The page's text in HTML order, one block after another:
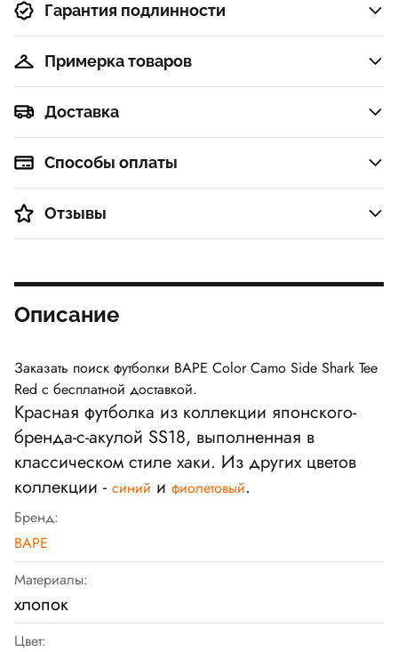
Гарантия подлинности
Примерка товаров
Доставка
Способы оплаты
Отзывы
Описание
Заказать поиск футболки BAPE Color Camo Side Shark Tee
Red с бесплатной доставкой.
Красная футболка из коллекции японского-
бренда-с-акулой SS18, выполненная в
классическом стиле хаки. Из других цветов
коллекции - синий и фиолетовый.
Бренд:
BAPE
Материалы:
хлопок
Цвет: